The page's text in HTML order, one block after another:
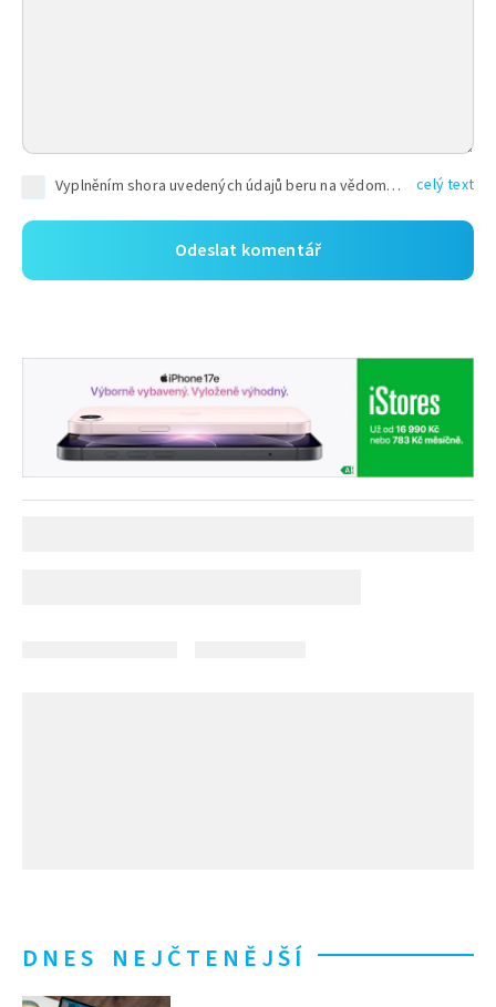
Vyplněním shora uvedených údajů beru na vědomí, že společnost TEXT FACTORY s.r.o., sídlem Brno, Durďákova 336/29, Černá Pole, PSČ: 613 00, IČ: 06157831, zapsané u Krajského soudu v Brně, oddíl C, vložka 100399, bude zpracovávat mé osobní údaje uvedené v rámci mnou vyplněného registračního formuláře na základě oprávněných zájmů TEXT FACTORY s.r.o. dle čl. 6 odst. 1 písm. f) GDPR a pro splnění právních povinností (čl. 6 odst. 1 písm. c) GDPR), a to pro tyto účely: nezbytnost zajistit oprávnění návštěvníka webových stránek provozovaných společností TEXT FACTORY s.r.o. přispívat aktivně ke zveřejněným článkům nebo v rámci diskusních fór a výkon práv TEXT FACTORY s.r.o. jako administrátora těchto diskusních fór. Více informací o zpracování osobních údajů a právech lze nalézt v celý text
DNES NEJČTENĚJŠÍ